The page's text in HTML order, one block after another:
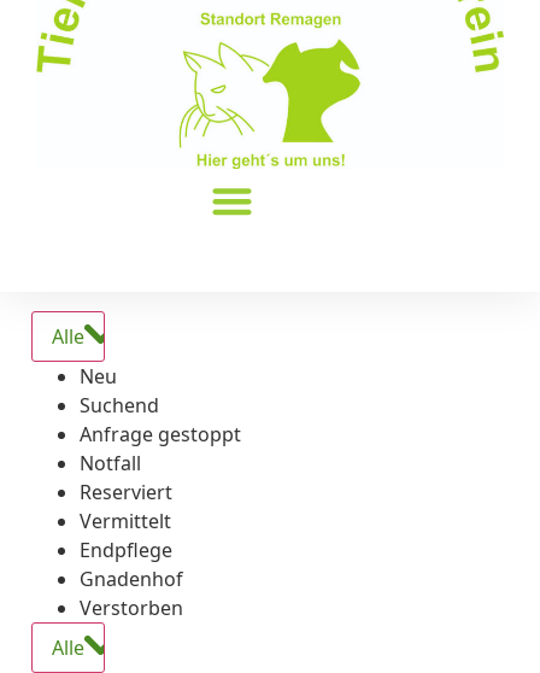
Alle
Neu
Suchend
Anfrage gestoppt
Notfall
Reserviert
Vermittelt
Endpflege
Gnadenhof
Verstorben
Alle